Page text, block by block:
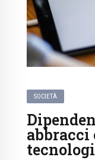
SOCIETÀ
abbracci